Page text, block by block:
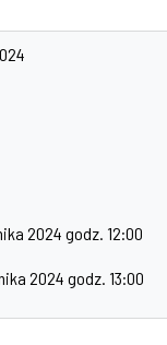
2024 godz. 12:00
2024 godz. 13:00